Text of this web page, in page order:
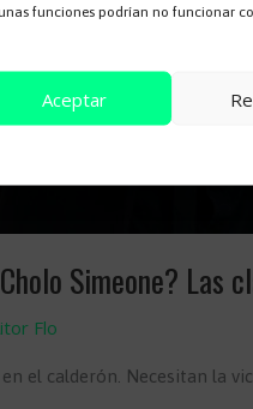
funciones podrían no funcionar
Aceptar
Simeone? Las
Flo
el calderón. Necesitan la